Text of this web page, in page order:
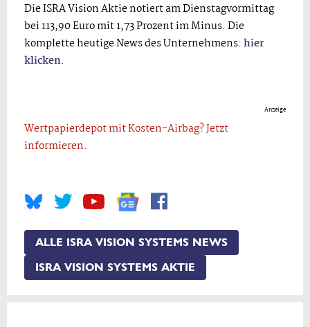
Die ISRA Vision Aktie notiert am Dienstagvormittag
bei 113,90 Euro mit 1,73 Prozent im Minus. Die
komplette heutige News des Unternehmens: hier
klicken.
Anzeige
Wertpapierdepot mit Kosten-Airbag? Jetzt
informieren.
ALLE ISRA VISION SYSTEMS NEWS
ISRA VISION SYSTEMS AKTIE